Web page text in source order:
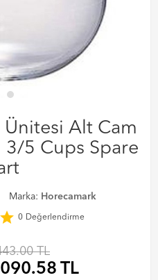
Alt Cam
3/5 Cups Spare
Marka: Horecamark
star 0 Değerlendirme
TL
TL